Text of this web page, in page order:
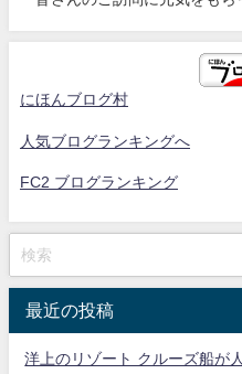
にほんブログ村
人気ブログランキングへ
FC2 ブログランキング
最近の投稿
洋上のリゾート クルーズ船が